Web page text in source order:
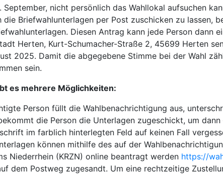
September, nicht persönlich das Wahllokal aufsuchen
die Briefwahlunterlagen per Post zuschicken zu lassen,
Diesen Antrag kann jede Person dann
Herten, Kurt-Schumacher-Straße 2, 45699 Herten
2025. Damit die abgegebene Stimme bei der Wahl
sein.
es mehrere Möglichkeiten:
Person füllt die Wahlbenachrichtigung aus,
die Person die Unterlagen zugeschickt, um
im farblich hinterlegten Feld auf keinen Fall
können mithilfe des auf der
Niederrhein (KRZN) online beantragt werden https://
dem Postweg zugesandt. Um eine rechtzeitige